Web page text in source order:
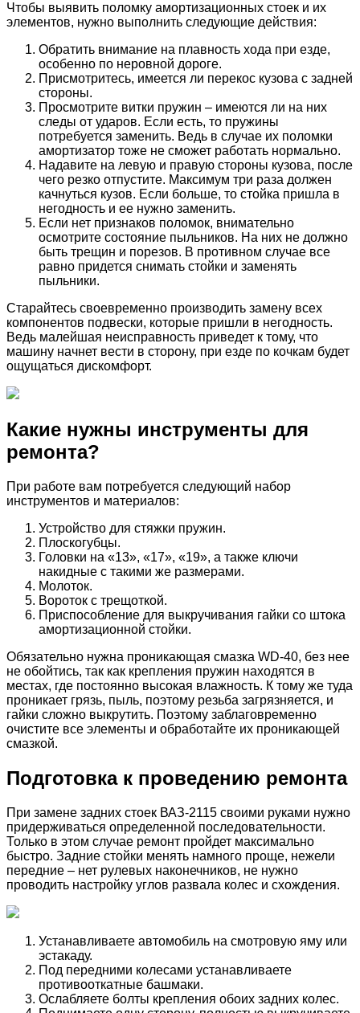
Чтобы выявить поломку амортизационных стоек и их
элементов, нужно выполнить следующие действия:
Обратить внимание на плавность хода при езде,
особенно по неровной дороге.
Присмотритесь, имеется ли перекос кузова с задней
стороны.
Просмотрите витки пружин – имеются ли на них
следы от ударов. Если есть, то пружины
потребуется заменить. Ведь в случае их поломки
амортизатор тоже не сможет работать нормально.
Надавите на левую и правую стороны кузова, после
чего резко отпустите. Максимум три раза должен
качнуться кузов. Если больше, то стойка пришла в
негодность и ее нужно заменить.
Если нет признаков поломок, внимательно
осмотрите состояние пыльников. На них не должно
быть трещин и порезов. В противном случае все
равно придется снимать стойки и заменять
пыльники.
Старайтесь своевременно производить замену всех
компонентов подвески, которые пришли в негодность.
Ведь малейшая неисправность приведет к тому, что
машину начнет вести в сторону, при езде по кочкам будет
ощущаться дискомфорт.
Какие нужны инструменты для
ремонта?
При работе вам потребуется следующий набор
инструментов и материалов:
Устройство для стяжки пружин.
Плоскогубцы.
Головки на «13», «17», «19», а также ключи
накидные с такими же размерами.
Молоток.
Вороток с трещоткой.
Приспособление для выкручивания гайки со штока
амортизационной стойки.
Обязательно нужна проникающая смазка WD-40, без нее
не обойтись, так как крепления пружин находятся в
местах, где постоянно высокая влажность. К тому же туда
проникает грязь, пыль, поэтому резьба загрязняется, и
гайки сложно выкрутить. Поэтому заблаговременно
очистите все элементы и обработайте их проникающей
смазкой.
Подготовка к проведению ремонта
При замене задних стоек ВАЗ-2115 своими руками нужно
придерживаться определенной последовательности.
Только в этом случае ремонт пройдет максимально
быстро. Задние стойки менять намного проще, нежели
передние – нет рулевых наконечников, не нужно
проводить настройку углов развала колес и схождения.
Устанавливаете автомобиль на смотровую яму или
эстакаду.
Под передними колесами устанавливаете
противооткатные башмаки.
Ослабляете болты крепления обоих задних колес.